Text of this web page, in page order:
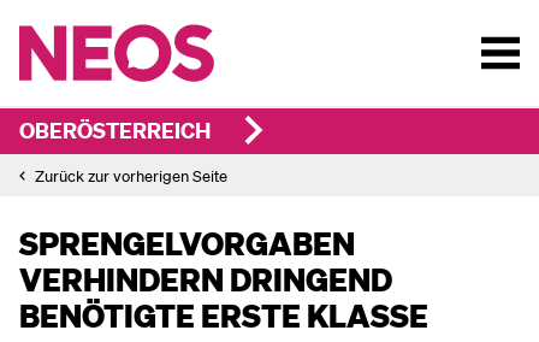
OBERÖSTERREICH
Zurück zur vorherigen Seite
SPRENGELVORGABEN
VERHINDERN DRINGEND
BENÖTIGTE ERSTE KLASSE